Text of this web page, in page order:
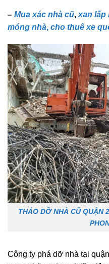
– Mua xác nhà cũ,xan lấp
móng nhà, cho thuê xe
THÁO DỠ NHÀ CŨ QUẬN
Công ty phá dỡ nhà tại